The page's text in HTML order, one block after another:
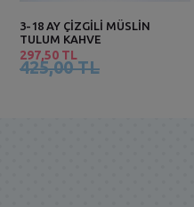
3-18 AY ÇİZGİLİ MÜSLİN
TULUM KAHVE
297,50 TL
425,00 TL